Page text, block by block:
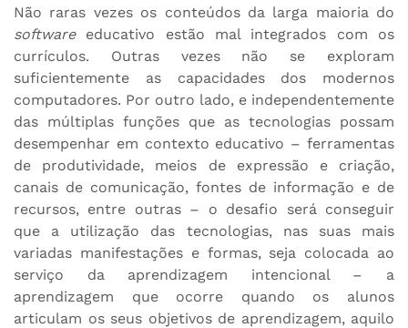
Não raras vezes os conteúdos da larga maioria do
software educativo estão mal integrados com os
currículos. Outras vezes não se exploram
suficientemente as capacidades dos modernos
computadores. Por outro lado, e independentemente
das múltiplas funções que as tecnologias possam
desempenhar em contexto educativo – ferramentas
de produtividade, meios de expressão e criação,
canais de comunicação, fontes de informação e de
recursos, entre outras – o desafio será conseguir
que a utilização das tecnologias, nas suas mais
variadas manifestações e formas, seja colocada ao
serviço da aprendizagem intencional – a
aprendizagem que ocorre quando os alunos
articulam os seus objetivos de aprendizagem, aquilo